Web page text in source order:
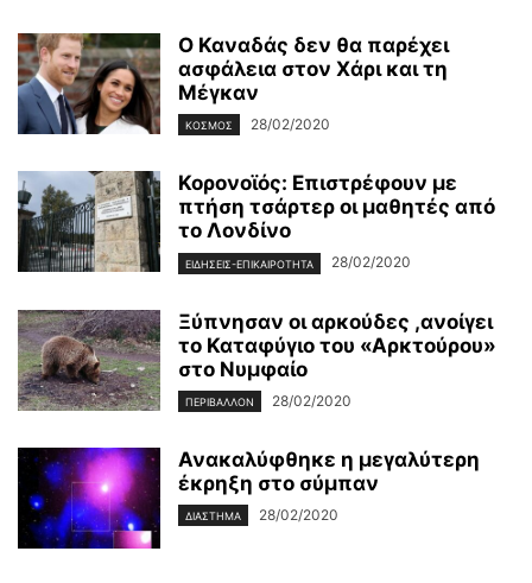
Ο Καναδάς δεν θα παρέχει
ασφάλεια στον Χάρι και τη
Μέγκαν
ΚΌΣΜΟΣ 28/02/2020
Κορονοϊός: Επιστρέφουν με
πτήση τσάρτερ οι μαθητές από
το Λονδίνο
ΕΙΔΉΣΕΙΣ-ΕΠΙΚΑΙΡΌΤΗΤΑ 28/02/2020
Ξύπνησαν οι αρκούδες ,ανοίγει
το Καταφύγιο του «Αρκτούρου»
στο Νυμφαίο
ΠΕΡΙΒΆΛΛΟΝ 28/02/2020
Ανακαλύφθηκε η μεγαλύτερη
έκρηξη στο σύμπαν
ΔΙΆΣΤΗΜΑ 28/02/2020